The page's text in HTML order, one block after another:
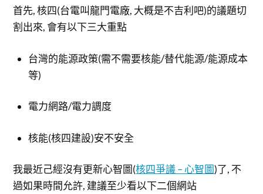
首先, 核四(台電叫龍門電廠, 大概是不吉利吧)的議題切
割出來, 會有以下三大重點
台灣的能源政策(需不需要核能/替代能源/能源成本
等)
電力網路/電力調度
核能(核四建設)安不安全
我最近己經沒有更新心智圖(核四爭議 – 心智圖)了, 不
過如果時間允許, 建議至少看以下二個網站